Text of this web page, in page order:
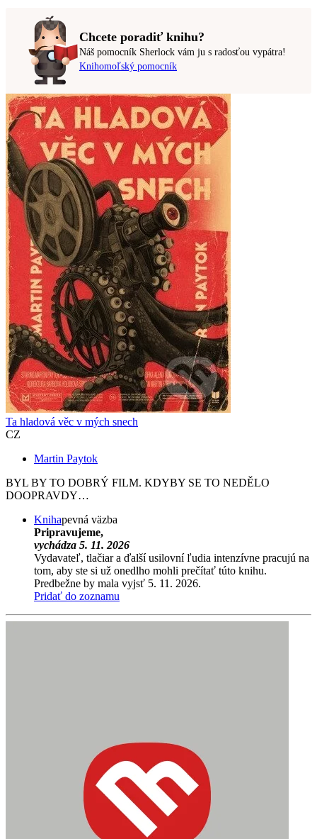
Chcete poradiť knihu?
Náš pomocník Sherlock vám ju s radosťou vypátra!
Knihomoľský pomocník
Ta hladová věc v mých snech
CZ
Martin Paytok
BYL BY TO DOBRÝ FILM. KDYBY SE TO NEDĚLO
DOOPRAVDY…
Knihapevná väzba
Pripravujeme,
vychádza 5. 11. 2026
Vydavateľ, tlačiar a ďalší usilovní ľudia intenzívne pracujú na
tom, aby ste si už onedlho mohli prečítať túto knihu.
Predbežne by mala vyjsť 5. 11. 2026.
Pridať do zoznamu